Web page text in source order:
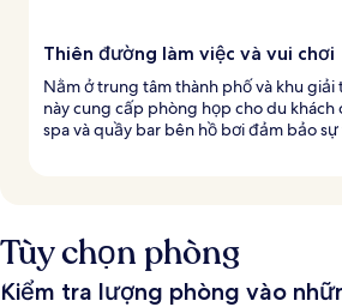
Thiên đường làm việc và vui chơi
Nằm ở trung tâm thành phố và khu giải
này cung cấp phòng họp cho du khách
spa và quầy bar bên hồ bơi đảm bảo sự
Tùy chọn phòng
Kiểm tra lượng phòng vào